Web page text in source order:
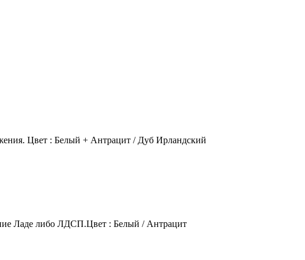
Цвет : Белый + Антрацит / Дуб Ирландский
Ладе либо ЛДСП.Цвет : Белый / Антрацит